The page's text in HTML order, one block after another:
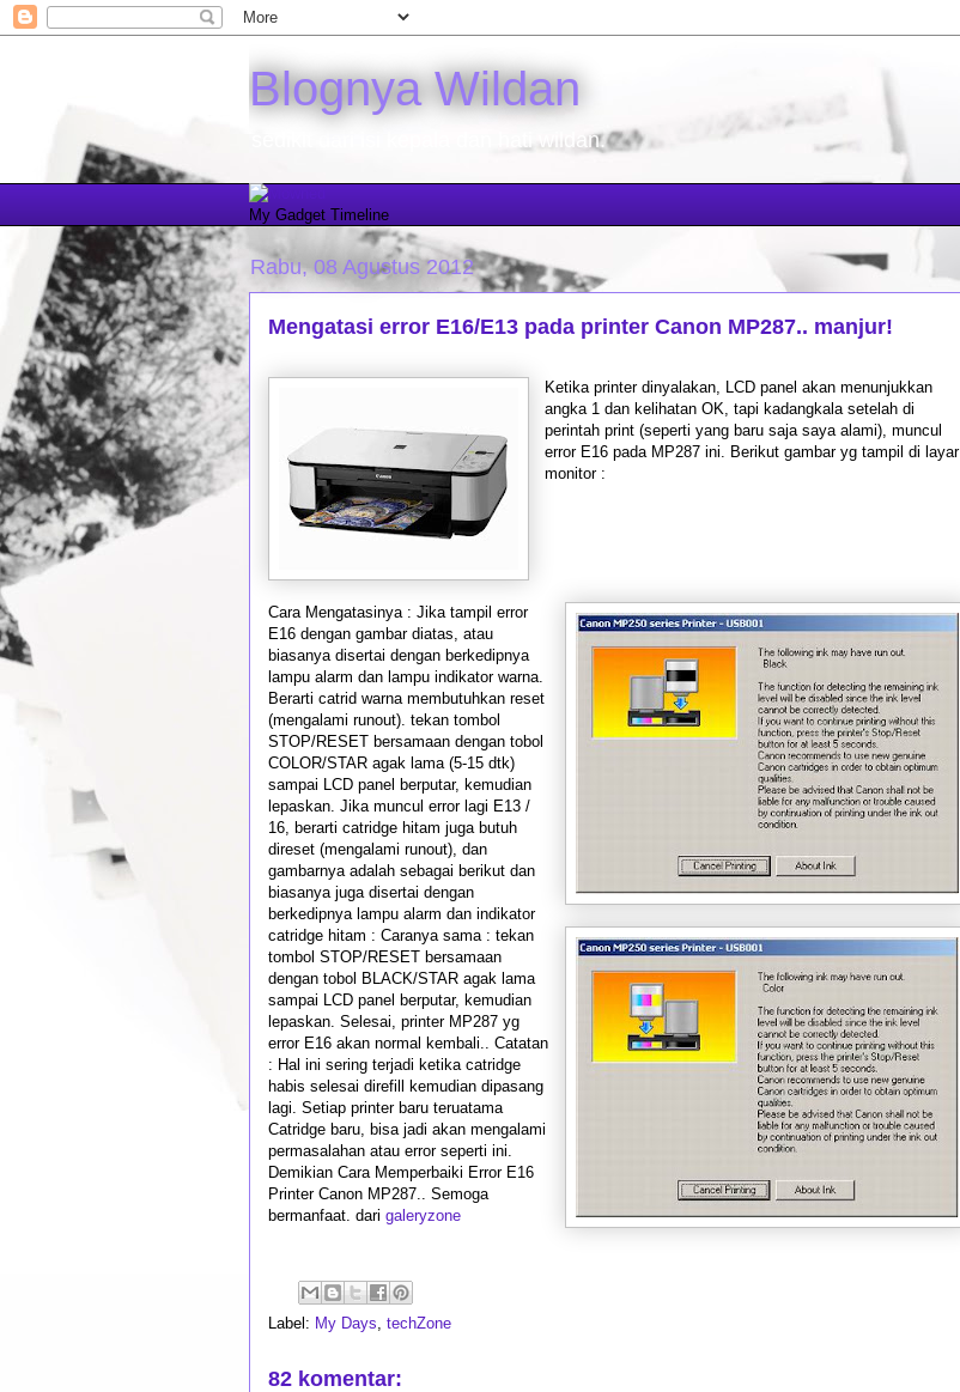
Blognya Wildan
sedikit dari isi kepala dan hati wildan.
My Gadget Timeline
Rabu, 08 Agustus 2012
Mengatasi error E16/E13 pada printer Canon MP287.. manjur!
Ketika printer dinyalakan, LCD panel akan menunjukkan
angka 1 dan kelihatan OK, tapi kadangkala setelah di
perintah print (seperti yang baru saja saya alami), muncul
error E16 pada MP287 ini. Berikut gambar yg tampil di layar
monitor :
Cara Mengatasinya : Jika tampil error
E16 dengan gambar diatas, atau
biasanya disertai dengan berkedipnya
lampu alarm dan lampu indikator warna.
Berarti catrid warna membutuhkan reset
(mengalami runout). tekan tombol
STOP/RESET bersamaan dengan tobol
COLOR/STAR agak lama (5-15 dtk)
sampai LCD panel berputar, kemudian
lepaskan. Jika muncul error lagi E13 /
16, berarti catridge hitam juga butuh
direset (mengalami runout), dan
gambarnya adalah sebagai berikut dan
biasanya juga disertai dengan
berkedipnya lampu alarm dan indikator
catridge hitam : Caranya sama : tekan
tombol STOP/RESET bersamaan
dengan tobol BLACK/STAR agak lama
sampai LCD panel berputar, kemudian
lepaskan. Selesai, printer MP287 yg
error E16 akan normal kembali.. Catatan
: Hal ini sering terjadi ketika catridge
habis selesai direfill kemudian dipasang
lagi. Setiap printer baru teruatama
Catridge baru, bisa jadi akan mengalami
permasalahan atau error seperti ini.
Demikian Cara Memperbaiki Error E16
Printer Canon MP287.. Semoga
bermanfaat. dari galeryzone
Label: My Days, techZone
82 komentar: